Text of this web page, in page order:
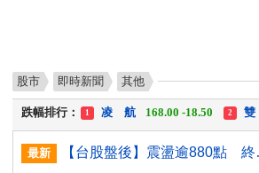
股市 即時新聞 其他
漲幅排行： 1 川 湖11,110.00 +1,010.00
跌幅排行：
1 凌 航 168.00 -18.50 2
跌停排行：
最新 【台